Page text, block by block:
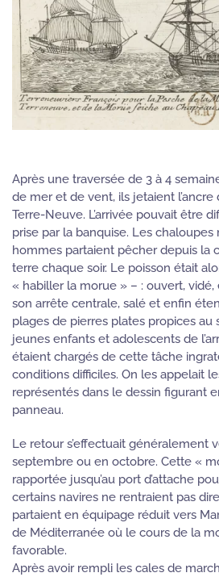
Après une traversée de 3 à 4
de mer et de vent, ils jetaient l’ancre
Terre-Neuve. L’arrivée pouvait être
prise par la banquise. Les
hommes partaient pêcher depuis la
terre chaque soir. Le poisson était
« habiller la morue » – : ouvert,
son arrête centrale, salé et enfin
plages de pierres plates propices au
jeunes enfants et adolescents de
étaient chargés de cette tâche
conditions difficiles. On les appelait
représentés dans le dessin figurant
panneau.
Le retour s’effectuait généralement
septembre ou en octobre. Cette «
rapportée jusqu’au port d’attache
certains navires ne rentraient pas
partaient en équipage réduit vers
de Méditerranée où le cours de la
favorable.
Après avoir rempli les cales de